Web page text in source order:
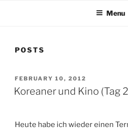
Menu
POSTS
POSTED
ON
FEBRUARY 10, 2012
Koreaner und Kino (Tag
Heute habe ich wieder einen